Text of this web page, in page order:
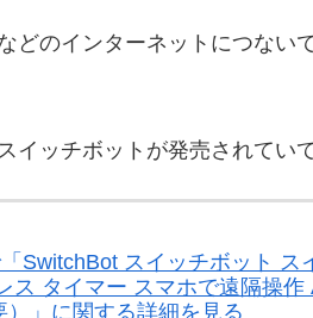
どのインターネットにつない
イッチボットが発売されてい
SwitchBot スイッチボット
ス タイマー スマホで遠隔操
）」に関する詳細を見る